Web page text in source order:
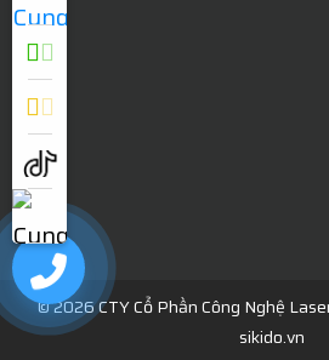
© 2026 CTY Cổ Phần Công Nghệ
sikido.vn
0909052838